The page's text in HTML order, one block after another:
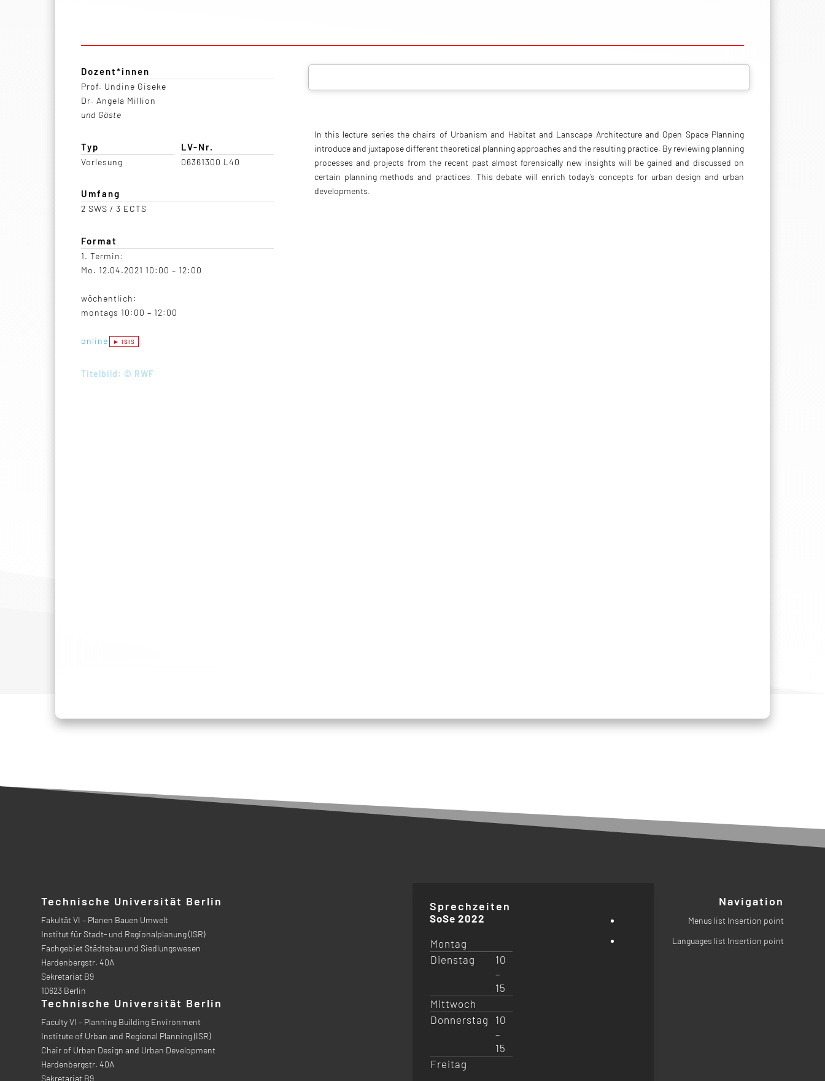
Dozent*innen
Prof. Undine Giseke
Dr. Angela Million
und Gäste
Typ
Vorlesung
LV-Nr.
06361300 L40
Umfang
2 SWS / 3 ECTS
Format
1. Termin:
Mo. 12.04.2021 10:00 – 12:00
wöchentlich:
montags 10:00 – 12:00
online
Titelbild: © RWF
In this lecture series the chairs of Urbanism and Habitat and Lanscape Architecture and Open Space Planning
introduce and juxtapose different theoretical planning approaches and the resulting practice. By reviewing planning
processes and projects from the recent past almost forensically new insights will be gained and discussed on
certain planning methods and practices. This debate will enrich today’s concepts for urban design and urban
developments.
Technische Universität Berlin
Fakultät VI – Planen Bauen Umwelt
Institut für Stadt- und Regionalplanung (ISR)
Fachgebiet Städtebau und Siedlungswesen
Hardenbergstr. 40A
Sekretariat B9
10623 Berlin
Technische Universität Berlin
Faculty VI – Planning Building Environment
Institute of Urban and Regional Planning (ISR)
Chair of Urban Design and Urban Development
Hardenbergstr. 40A
Sekretariat B9
Sprechzeiten
SoSe 2022
Montag
Dienstag
10
–
15
Mittwoch
Donnerstag
10
–
15
Freitag
Navigation
Menus list Insertion point
Languages list Insertion point